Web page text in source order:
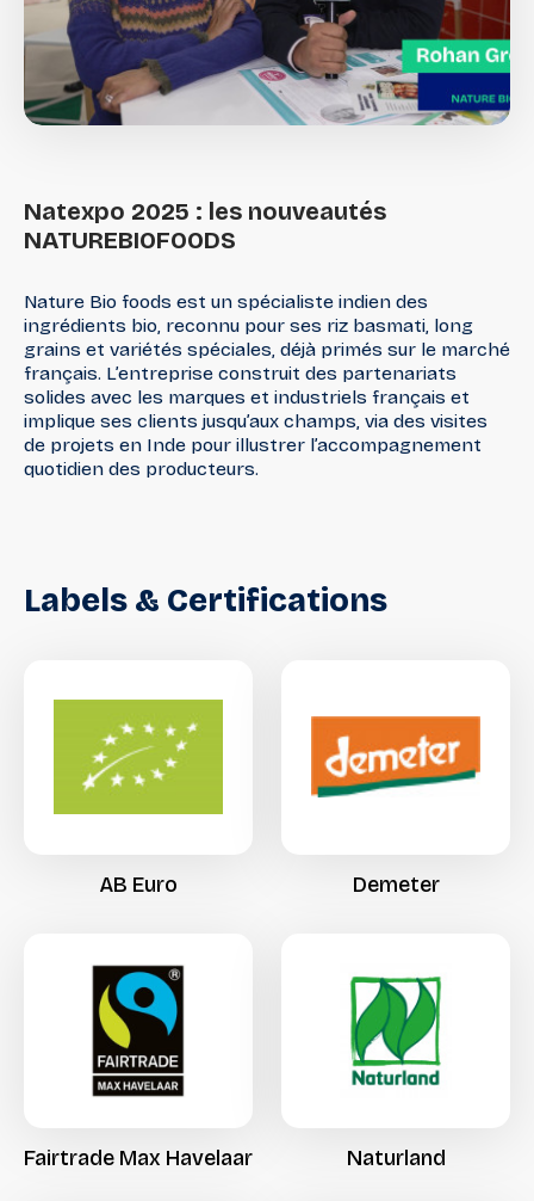
Natexpo 2025 : les nouveautés
NATUREBIOFOODS
Nature Bio foods est un spécialiste indien des
ingrédients bio, reconnu pour ses riz basmati, long
grains et variétés spéciales, déjà primés sur le marché
français. L’entreprise construit des partenariats
solides avec les marques et industriels français et
implique ses clients jusqu’aux champs, via des visites
de projets en Inde pour illustrer l’accompagnement
quotidien des producteurs.
Labels & Certifications
AB Euro Demeter
Fairtrade Max Havelaar Naturland